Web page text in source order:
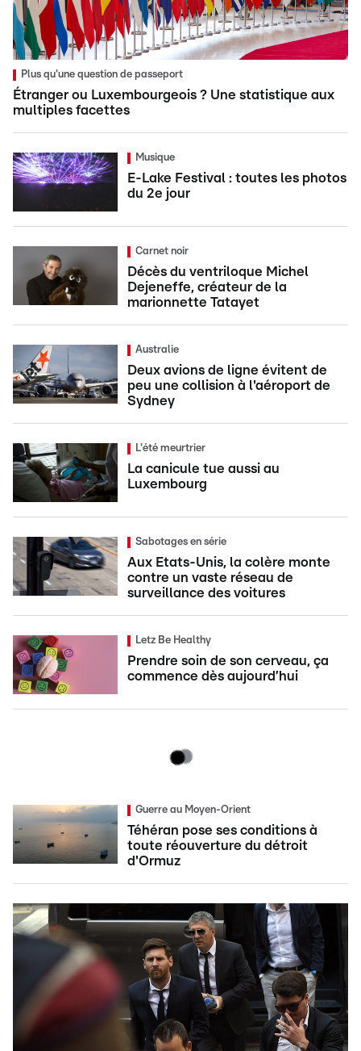
Plus qu'une question de passeport
Étranger ou Luxembourgeois ? Une statistique aux
multiples facettes
Musique
E-Lake Festival : toutes les photos
du 2e jour
Carnet noir
Décès du ventriloque Michel
Dejeneffe, créateur de la
marionnette Tatayet
Australie
Deux avions de ligne évitent de
peu une collision à l'aéroport de
Sydney
L'été meurtrier
La canicule tue aussi au
Luxembourg
Sabotages en série
Aux Etats-Unis, la colère monte
contre un vaste réseau de
surveillance des voitures
Letz Be Healthy
Prendre soin de son cerveau, ça
commence dès aujourd’hui
Guerre au Moyen-Orient
Téhéran pose ses conditions à
toute réouverture du détroit
d'Ormuz